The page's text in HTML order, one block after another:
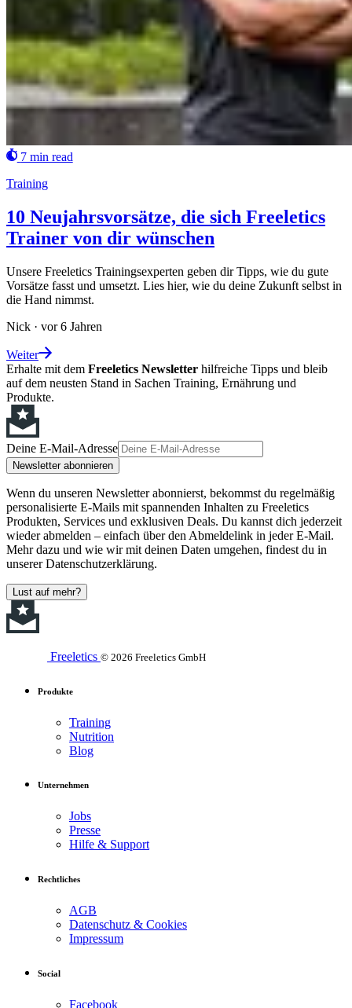
7 min read
Training
10 Neujahrsvorsätze, die sich Freeletics
Trainer von dir wünschen
Unsere Freeletics Trainingsexperten geben dir Tipps, wie du gute
Vorsätze fasst und umsetzt. Lies hier, wie du deine Zukunft selbst in
die Hand nimmst.
Nick · vor 6 Jahren
Weiter
Erhalte mit dem Freeletics Newsletter hilfreiche Tipps und bleib
auf dem neusten Stand in Sachen Training, Ernährung und
Produkte.
Deine E-Mail-Adresse
Newsletter abonnieren
Wenn du unseren Newsletter abonnierst, bekommst du regelmäßig
personalisierte E-Mails mit spannenden Inhalten zu Freeletics
Produkten, Services und exklusiven Deals. Du kannst dich jederzeit
wieder abmelden – einfach über den Abmeldelink in jeder E-Mail.
Mehr dazu und wie wir mit deinen Daten umgehen, findest du in
unserer Datenschutzerklärung.
Lust auf mehr?
Freeletics © 2026 Freeletics GmbH
Produkte
Training
Nutrition
Blog
Unternehmen
Jobs
Presse
Hilfe & Support
Rechtliches
AGB
Datenschutz & Cookies
Impressum
Social
Facebook